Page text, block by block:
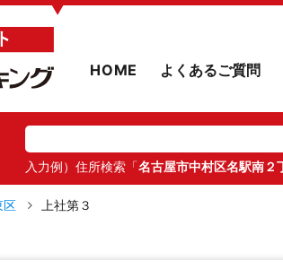
▼
HOME よくあるご質問
入力例）住所検索「名古屋市中村区名駅南２
区 上社第３